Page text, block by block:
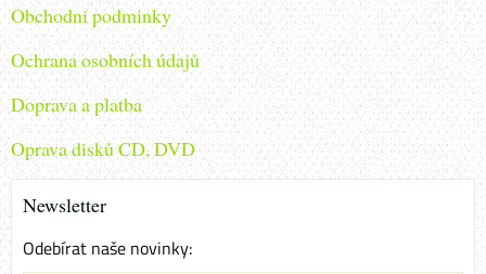
Obchodni podminky
Ochrana osobních údajů
Doprava a platba
Oprava disků CD, DVD
Newsletter
Odebírat naše novinky: